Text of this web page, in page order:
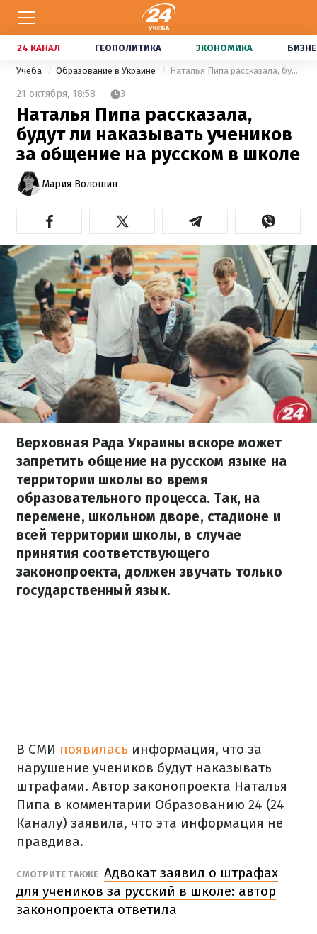
24 КАНАЛ ГЕОПОЛИТИКА ЭКОНОМИКА
Учеба Образование в Украине Наталья Пипа рассказала, будут ли наказывать учеников за общение на русском в школе
21 октября, 18:58 3
Наталья Пипа рассказала,
будут ли наказывать учеников
за общение на русском в школе
Мария Волошин
Верховная Рада Украины вскоре может
запретить общение на русском языке на
территории школы во время
образовательного процесса. Так, на
перемене, школьном дворе, стадионе и
всей территории школы, в случае
принятия соответствующего
законопроекта, должен звучать только
государственный язык.
В СМИ появилась информация, что за
нарушение учеников будут наказывать
штрафами. Автор законопроекта Наталья
Пипа в комментарии Образованию 24 (24
Каналу) заявила, что эта информация не
правдива.
СМОТРИТЕ ТАКЖЕ Адвокат заявил о штрафах
для учеников за русский в школе: автор
законопроекта ответила